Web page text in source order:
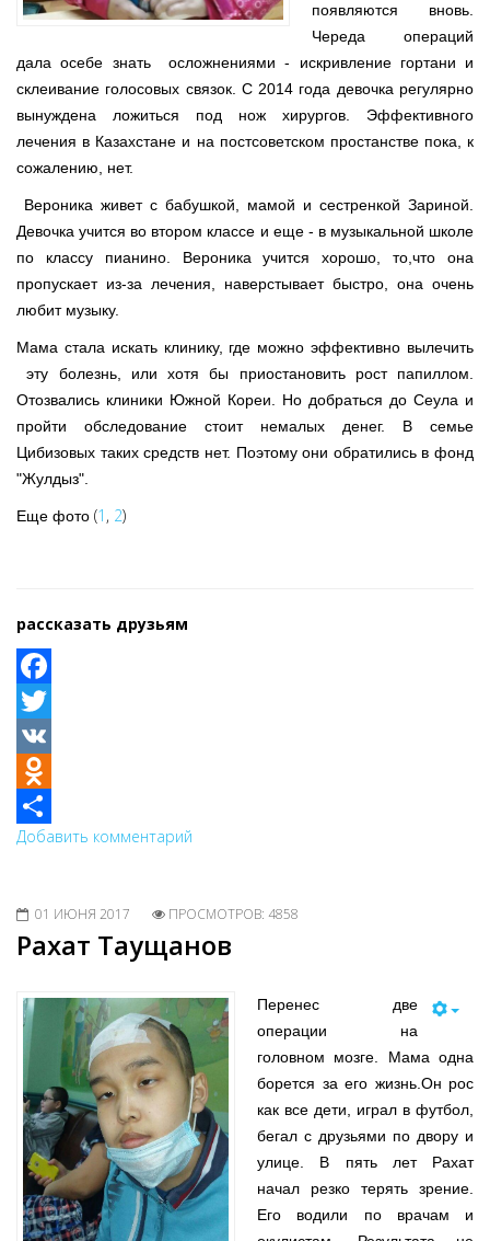
появляются вновь.
Череда операций
дала осебе знать осложнениями - искривление гортани и
склеивание голосовых связок. С 2014 года девочка регулярно
вынуждена ложиться под нож хирургов. Эффективного
лечения в Казахстане и на постсоветском простанстве пока, к
сожалению, нет.
Вероника живет с бабушкой, мамой и сестренкой Зариной.
Девочка учится во втором классе и еще - в музыкальной школе
по классу пианино. Вероника учится хорошо, то,что она
пропускает из-за лечения, наверстывает быстро, она очень
любит музыку.
Мама стала искать клинику, где можно эффективно вылечить
эту болезнь, или хотя бы приостановить рост папиллом.
Отозвались клиники Южной Кореи. Но добраться до Сеула и
пройти обследование стоит немалых денег. В семье
Цибизовых таких средств нет. Поэтому они обратились в фонд
"Жулдыз".
Еще фото (1 , 2)
рассказать друзьям
Facebook
Twitter
VK
Odnoklassniki
Share
Добавить комментарий
01 ИЮНЯ 2017 ПРОСМОТРОВ: 4858
Рахат Таущанов
Перенес две
операции на
головном мозге. Мама одна
борется за его жизнь.Он рос
как все дети, играл в футбол,
бегал с друзьями по двору и
улице. В пять лет Рахат
начал резко терять зрение.
Его водили по врачам и